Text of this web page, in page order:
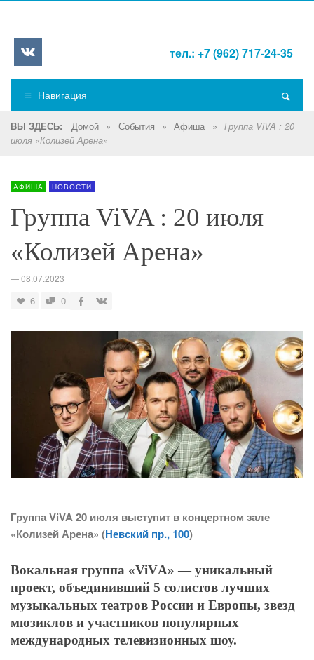
тел.: +7 (962) 717-24-35
Навигация
ВЫ ЗДЕСЬ: Домой » События » Афиша »
Группа ViVA : 20
июля «Колизей Арена»
АФИША НОВОСТИ
Группа ViVA : 20 июля
«Колизей Арена»
—08.07.2023
6 0
Группа ViVA 20 июля выступит в концертном зале
«Колизей Арена» (Невский пр., 100)
Вокальная группа «ViVА» — уникальный
проект, объединивший 5 солистов лучших
музыкальных театров России и Европы, звезд
мюзиклов и участников популярных
международных телевизионных шоу.